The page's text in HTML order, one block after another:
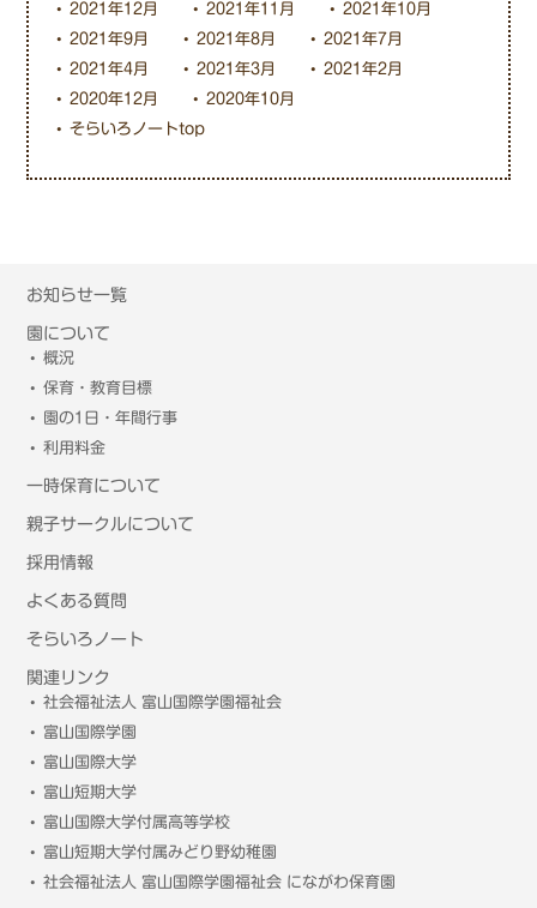
2021年12月
2021年11月
2021年10月
2021年9月
2021年8月
2021年7月
2021年4月
2021年3月
2021年2月
2020年12月
2020年10月
そらいろノートtop
お知らせ一覧
園について
概況
保育・教育目標
園の1日・年間行事
利用料金
一時保育について
親子サークルについて
採用情報
よくある質問
そらいろノート
関連リンク
社会福祉法人 富山国際学園福祉会
富山国際学園
富山国際大学
富山短期大学
富山国際大学付属高等学校
富山短期大学付属みどり野幼稚園
社会福祉法人 富山国際学園福祉会 にながわ保育園